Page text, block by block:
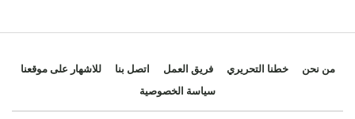
من نحن خطنا التحريري فريق العمل اتصل بنا
للاشهار على موقعنا
سياسة الخصوصية